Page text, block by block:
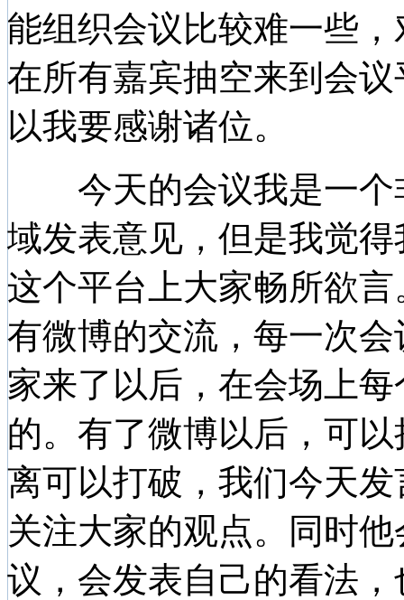
能组织会议比较难一些
在所有嘉宾抽空来到会
以我要感谢诸位。
今天的会议我是一个
域发表意见，但是我觉
这个平台上大家畅所欲
有微博的交流，每一次
家来了以后，在会场上
的。有了微博以后，可
离可以打破，我们今天
关注大家的观点。同时
议，会发表自己的看法